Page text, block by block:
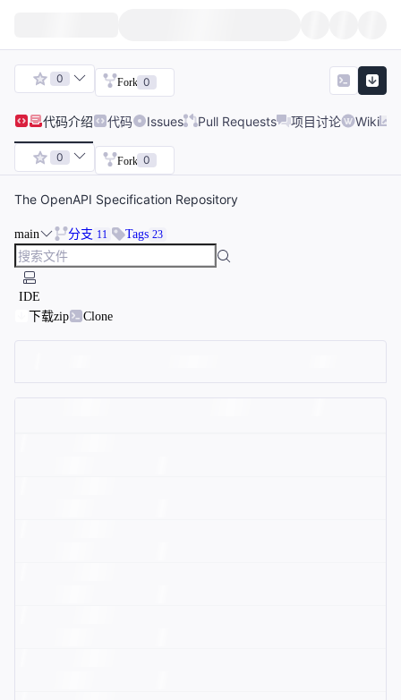
0 Fork 0
代码介绍 代码 Issues Pull Requests 项目讨论 Wiki
0 Fork 0
The OpenAPI Specification Repository
main 分支 11 Tags 23
IDE
下载zip
Clone